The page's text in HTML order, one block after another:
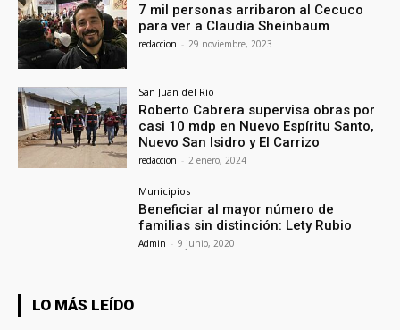
7 mil personas arribaron al Cecuco
para ver a Claudia Sheinbaum
redaccion - 29 noviembre, 2023
San Juan del Río
Roberto Cabrera supervisa obras por
casi 10 mdp en Nuevo Espíritu Santo,
Nuevo San Isidro y El Carrizo
redaccion - 2 enero, 2024
Municipios
Beneficiar al mayor número de
familias sin distinción: Lety Rubio
Admin - 9 junio, 2020
LO MÁS LEÍDO